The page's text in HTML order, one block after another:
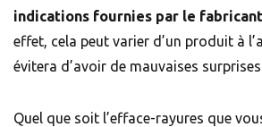
indications fournies par le
effet, cela peut varier d’un produit à
évitera d’avoir de mauvaises
Quel que soit l’efface-rayures que